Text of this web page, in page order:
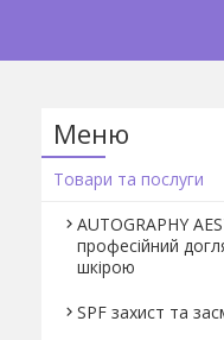
Товари та послуги
AUTOGRAPHY
професійний
шкірою
SPF захист та